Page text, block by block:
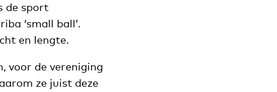
de sport
‘small ball’.
en lengte.
voor de vereniging
ze juist deze